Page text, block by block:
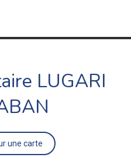
LUGARI
une carte